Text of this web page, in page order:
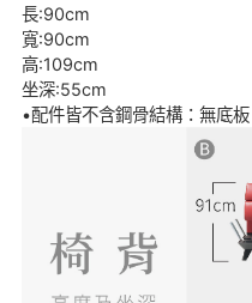
長:90cm
寬:90cm
高:109cm
坐深:55cm
•配件皆不含鋼骨結構：無底